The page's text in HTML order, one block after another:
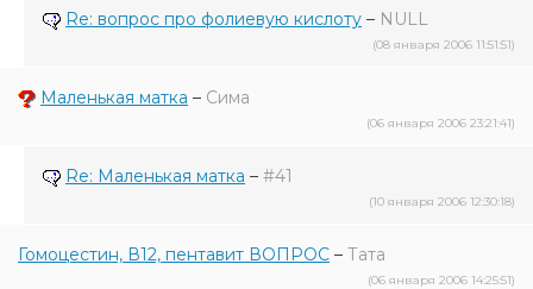
Re: вопрос про фолиевую кислоту – NULL
(08 января 2006 11:51:51)
Маленькая матка – Сима
(06 января 2006 23:21:41)
Re: Маленькая матка – #41
(10 января 2006 12:30:18)
Гомоцестин, В12, пентавит ВОПРОС – Тата
(06 января 2006 14:25:51)